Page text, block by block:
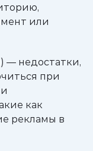
или
— недостатки,
при
как
рекламы в